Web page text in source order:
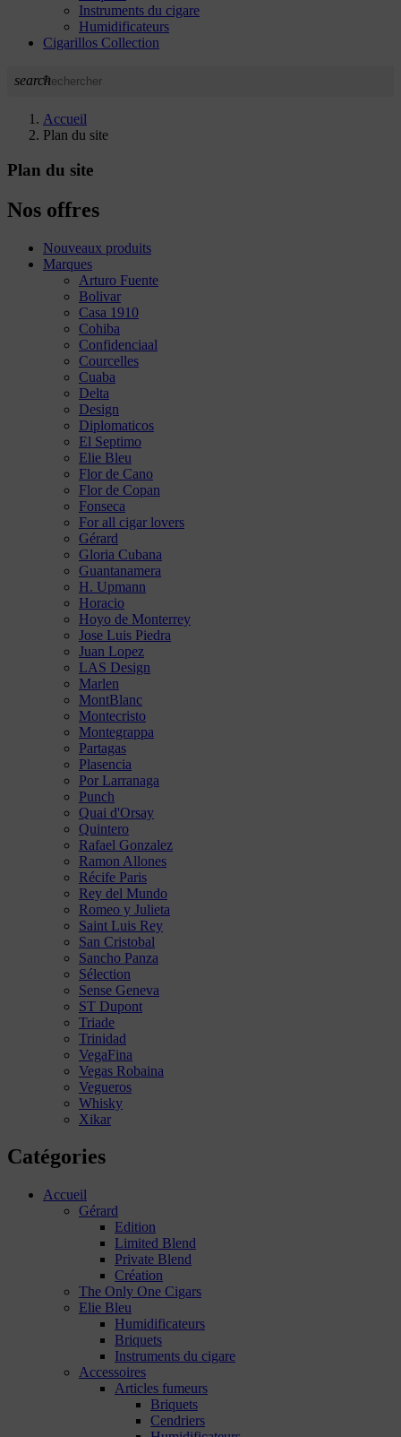
Instruments du cigare
Humidificateurs
Cigarillos Collection
search
Accueil
Plan du site
Plan du site
Nos offres
Nouveaux produits
Marques
Arturo Fuente
Bolivar
Casa 1910
Cohiba
Confidenciaal
Courcelles
Cuaba
Delta
Design
Diplomaticos
El Septimo
Elie Bleu
Flor de Cano
Flor de Copan
Fonseca
For all cigar lovers
Gérard
Gloria Cubana
Guantanamera
H. Upmann
Horacio
Hoyo de Monterrey
Jose Luis Piedra
Juan Lopez
LAS Design
Marlen
MontBlanc
Montecristo
Montegrappa
Partagas
Plasencia
Por Larranaga
Punch
Quai d'Orsay
Quintero
Rafael Gonzalez
Ramon Allones
Récife Paris
Rey del Mundo
Romeo y Julieta
Saint Luis Rey
San Cristobal
Sancho Panza
Sélection
Sense Geneva
ST Dupont
Triade
Trinidad
VegaFina
Vegas Robaina
Vegueros
Whisky
Xikar
Catégories
Accueil
Gérard
Edition
Limited Blend
Private Blend
Création
The Only One Cigars
Elie Bleu
Humidificateurs
Briquets
Instruments du cigare
Accessoires
Articles fumeurs
Briquets
Cendriers